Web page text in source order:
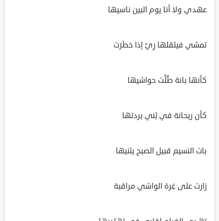
عهدي ولا أنا يوم البين ناسيها
تمشي فيثقلها رِيّ إذا خطَرَت
كأنها بانة طُلَّت حواشيها
كأن ريحانة في ثِني بردتها
بات النسيم قبيل الصبح يثنيها
زارت على غِرة الواشي مراقبة